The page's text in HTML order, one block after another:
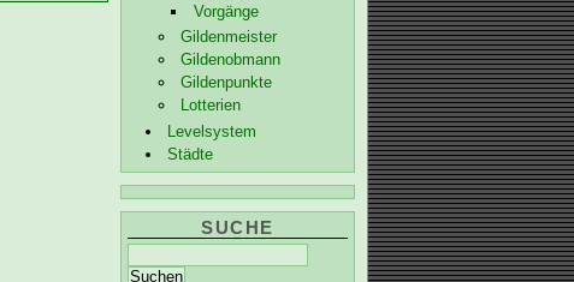
Vorgänge
Gildenmeister
Gildenobmann
Gildenpunkte
Lotterien
Levelsystem
Städte
SUCHE